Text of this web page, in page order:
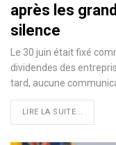
après les
silence
Le 30 juin était fixé
dividendes des
tard, aucune
LIRE LA SUITE...